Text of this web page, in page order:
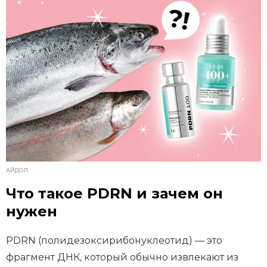
АЙДОЛ
Что такое PDRN и зачем он
нужен
PDRN (полидезоксирибонуклеотид) — это
фрагмент ДНК, который обычно извлекают из